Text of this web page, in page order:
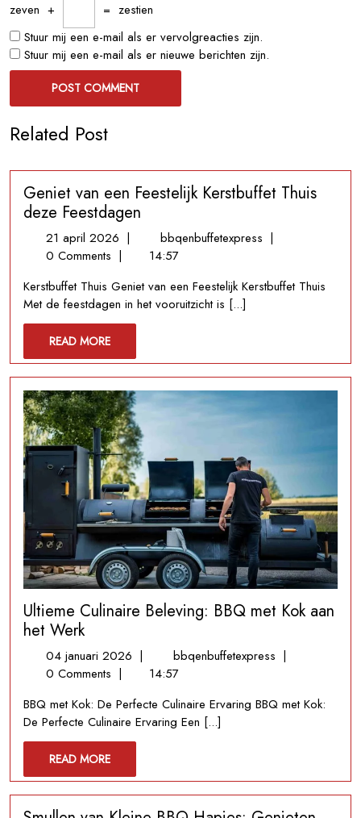
zeven + = zestien
Stuur mij een e-mail als er vervolgreacties zijn.
Stuur mij een e-mail als er nieuwe berichten zijn.
Related Post
Geniet van een Feestelijk Kerstbuffet Thuis
deze Feestdagen
21 april 2026 21| bbqenbuffetexpress Geniet
Feestelijk
Feestdagen
|
0 Comments |
14:57
Kerstbuffet Thuis Geniet van een Feestelijk Kerstbuffet Thuis
Met de feestdagen in het vooruitzicht is [...]
READ MOREREAD
MORE
Ultieme Culinaire Beleving: BBQ met Kok aan
het Werk
04 januari 2026 04
januari
| bbqenbuffetexpress Ultieme
BBQ
het
Werk
|
0 Comments |
14:57
BBQ met Kok: De Perfecte Culinaire Ervaring BBQ met Kok:
De Perfecte Culinaire Ervaring Een [...]
READ MOREREAD
MORE